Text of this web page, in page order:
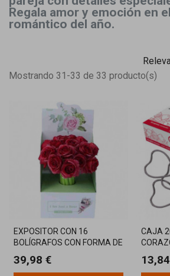
Regala amor y emoción en
romántico del año.
Mostrando 31-33 de 33 producto(s)
EXPOSITOR CON 16
BOLÍGRAFOS CON FORMA DE
39,98 €
CAJA